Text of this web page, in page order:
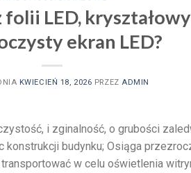
LED,
ekran LED?
KWIECIEŃ 18, 2026 PRZEZ ADMIN
i zginalność, o grubości
konstrukcji budynku; Osiąga
w celu oświetlenia